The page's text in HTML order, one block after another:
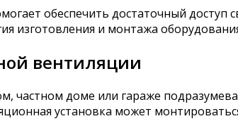
обеспечить достаточный доступ
изготовления и монтажа
вентиляции
частном доме или гараже
установка может